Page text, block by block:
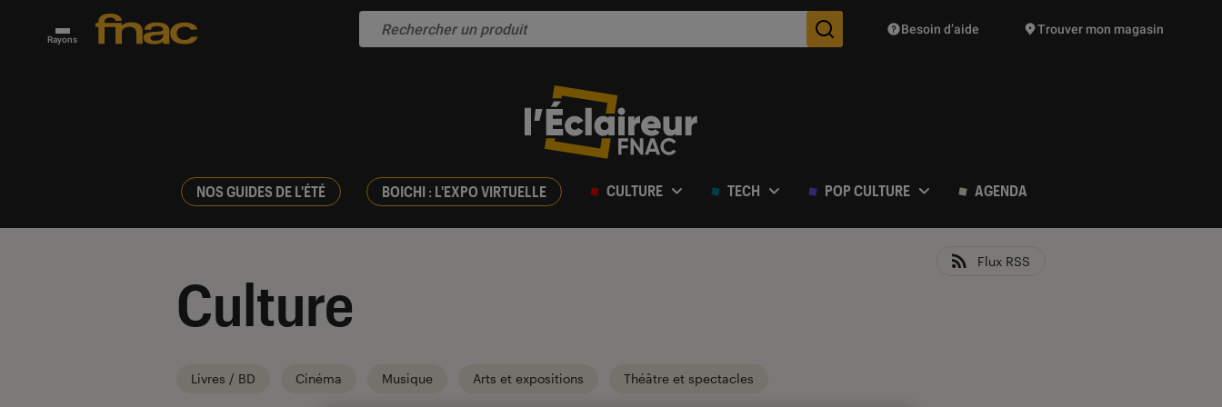
Rayons Des suggestions de produits vont vous être proposées
Besoin d’aide Trouver mon magasin
NOS GUIDES DE L'ÉTÉ BOICHI : L'EXPO VIRTUELLE CULTURE TECH POP CULTURE AGENDA
Culture
Flux RSS
Livres / BD Cinéma Musique Arts et expositions Théâtre et spectacles